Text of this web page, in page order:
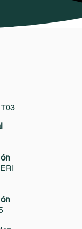
Biblioteca